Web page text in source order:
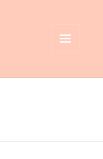
WIDGETS